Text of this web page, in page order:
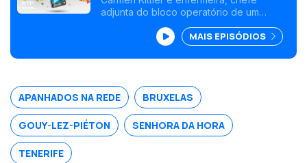
adjunta do bloco operatório de um
Natural da Senhora da Hora, saiu de
Portugal em 2008 para Tenerife,
Espanha, onde esteve durante treze
MAIS EPISÓDIOS
APANHADOS NA REDE BRUXELAS
GOUY-LEZ-PIÉTON SENHORA DA HORA
TENERIFE